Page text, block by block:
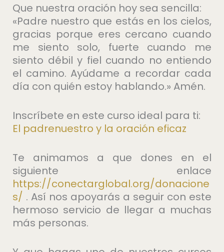
Que nuestra oración hoy sea sencilla:
«Padre nuestro que estás en los cielos,
gracias porque eres cercano cuando
me siento solo, fuerte cuando me
siento débil y fiel cuando no entiendo
el camino. Ayúdame a recordar cada
día con quién estoy hablando.» Amén.
Inscríbete en este curso ideal para ti:
El padrenuestro y la oración eficaz
Te animamos a que dones en el
siguiente enlace
https://conectarglobal.org/donacione
s/ . Así nos apoyarás a seguir con este
hermoso servicio de llegar a muchas
más personas.